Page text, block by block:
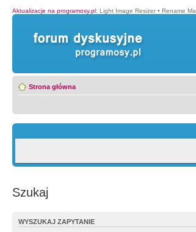
Aktualizacje na programosy.pl: Light Image Resizer • Rename
Strona główna
Szukaj
WYSZUKAJ ZAPYTANIE